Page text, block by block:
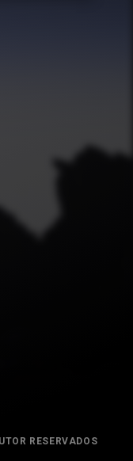
RESERVADOS